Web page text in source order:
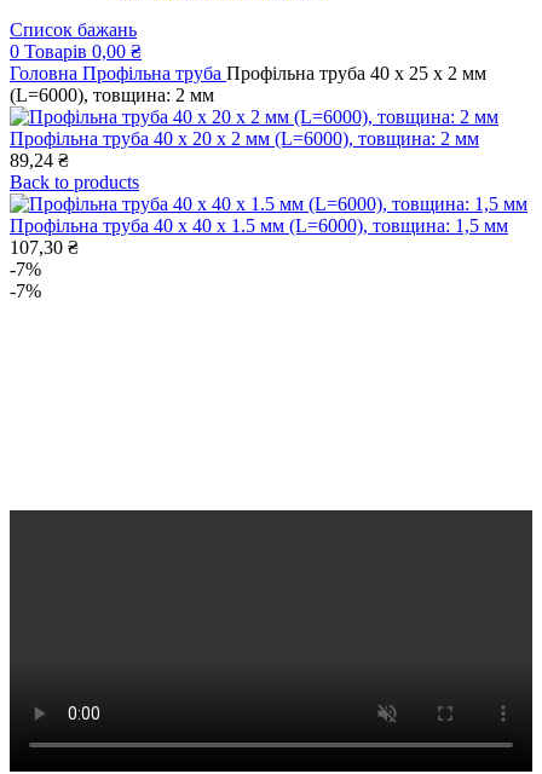
Список бажань
0 Товарів 0,00 ₴
Головна Профільна труба Профільна труба 40 x 25 x 2 мм
(L=6000), товщина: 2 мм
Профільна труба 40 x 20 x 2 мм (L=6000), товщина: 2 мм
89,24 ₴
Back to products
Профільна труба 40 x 40 x 1.5 мм (L=6000), товщина: 1,5 мм
107,30 ₴
-7%
-7%